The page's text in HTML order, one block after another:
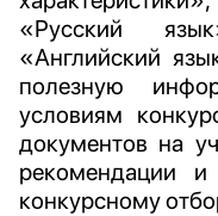
«Русский
«Английский
полезную
условиям
документов на
рекомендации
конкурсному